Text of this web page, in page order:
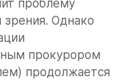
проблему
зрения. Однако
прокурором
продолжается